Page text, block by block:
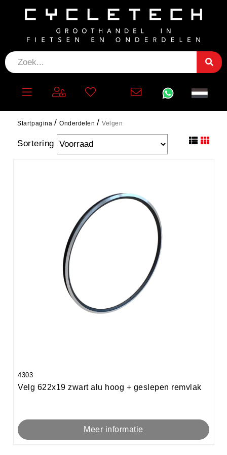
Startpagina Onderdelen Velgen
VELGEN
Sortering
4303
Velg 622x19 zwart alu hoog + geslepen remvlak
Meer informatie